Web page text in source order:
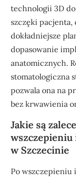
technologii 3D
szczęki pacjenta,
dokładniejsze
dopasowanie
anatomicznych.
stomatologiczna
pozwala ona na
bez krwawienia
Jakie są
w Szczecinie
Po wszczepieniu